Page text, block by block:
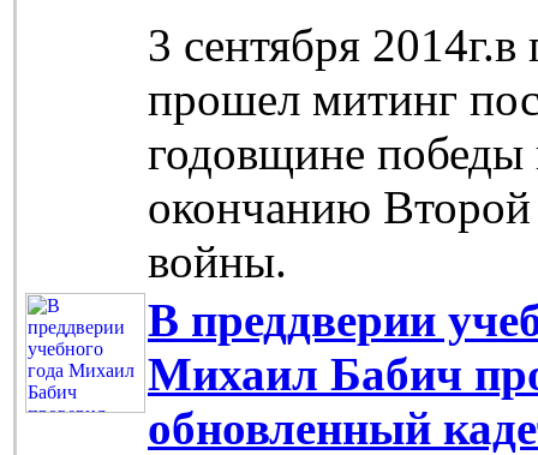
3 сентября
прошел митинг
годовщине
окончанию
войны.
В преддверии
Михаил Бабич
обновленный